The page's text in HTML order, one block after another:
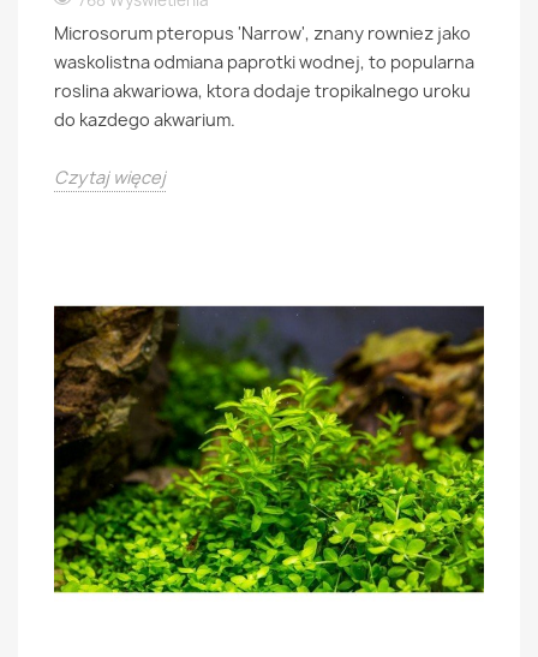
Microsorum pteropus 'Narrow', znany rowniez jako
waskolistna odmiana paprotki wodnej, to popularna
roslina akwariowa, ktora dodaje tropikalnego uroku
do kazdego akwarium.
Czytaj więcej